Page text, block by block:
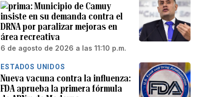
Municipio de Camuy
insiste en su demanda contra el
DRNA por paralizar mejoras en
área recreativa
6 de agosto de 2026 a las 11:10 p.m.
ESTADOS UNIDOS
Nueva vacuna contra la influenza:
FDA aprueba la primera fórmula